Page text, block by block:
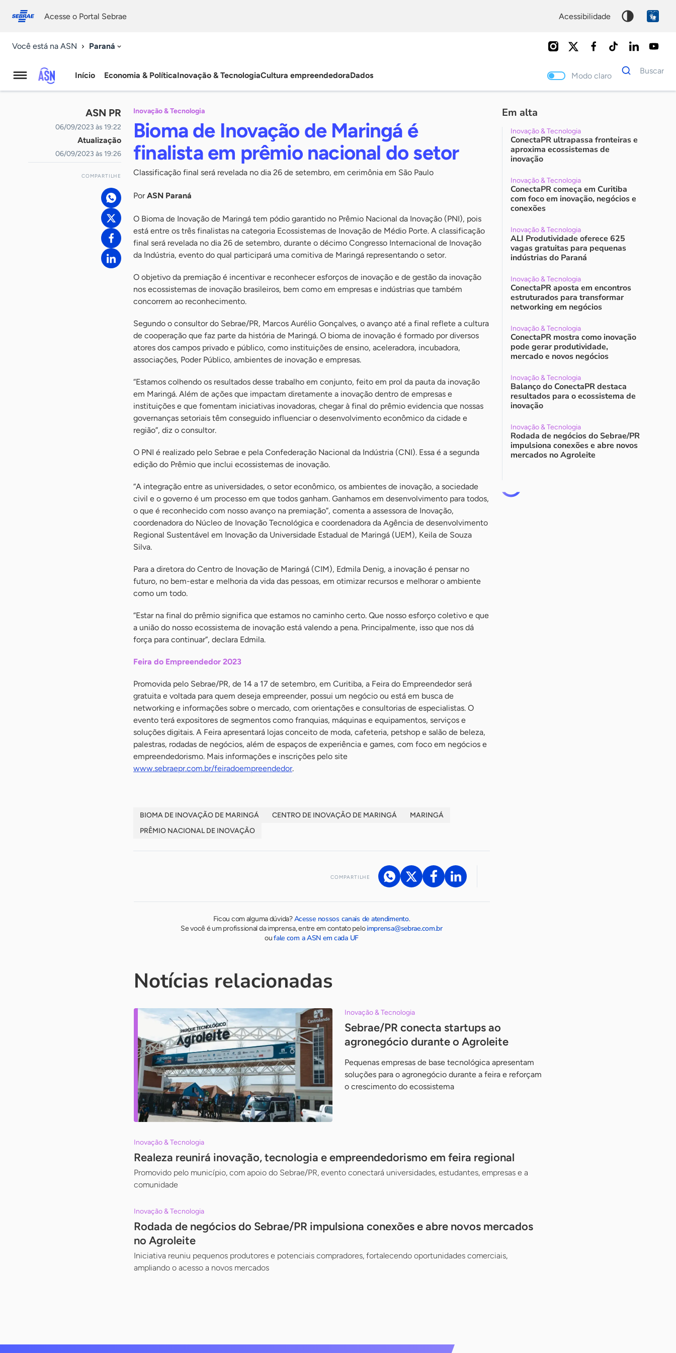
conosco
Acesse o Portal Sebrae acessibilidade
Você está na ASN Paraná
Agência
Sebrae
de
Notícias
Início Economia & PolíticaInovação & TecnologiaCultura empreendedoraDados Modo claro
Dados
para
Buscar
ASN PR
06/09/2023 às 19:22
Atualização
06/09/2023 às 19:26
COMPARTILHE
Inovação & Tecnologia
Bioma de Inovação de Maringá é
finalista em prêmio nacional do setor
Classificação final será revelada no dia 26 de setembro, em cerimônia em São Paulo
PorASN Paraná
O Bioma de Inovação de Maringá tem pódio garantido no Prêmio Nacional da Inovação (PNI), pois
está entre os três finalistas na categoria Ecossistemas de Inovação de Médio Porte. A classificação
final será revelada no dia 26 de setembro, durante o décimo Congresso Internacional de Inovação
da Indústria, evento do qual participará uma comitiva de Maringá representando o setor.
O objetivo da premiação é incentivar e reconhecer esforços de inovação e de gestão da inovação
nos ecossistemas de inovação brasileiros, bem como em empresas e indústrias que também
concorrem ao reconhecimento.
Segundo o consultor do Sebrae/PR, Marcos Aurélio Gonçalves, o avanço até a final reflete a cultura
de cooperação que faz parte da história de Maringá. O bioma de inovação é formado por diversos
atores dos campos privado e público, como instituições de ensino, aceleradora, incubadora,
associações, Poder Público, ambientes de inovação e empresas.
“Estamos colhendo os resultados desse trabalho em conjunto, feito em prol da pauta da inovação
em Maringá. Além de ações que impactam diretamente a inovação dentro de empresas e
instituições e que fomentam iniciativas inovadoras, chegar à final do prêmio evidencia que nossas
governanças setoriais têm conseguido influenciar o desenvolvimento econômico da cidade e
região”, diz o consultor.
O PNI é realizado pelo Sebrae e pela Confederação Nacional da Indústria (CNI). Essa é a segunda
edição do Prêmio que inclui ecossistemas de inovação.
“A integração entre as universidades, o setor econômico, os ambientes de inovação, a sociedade
civil e o governo é um processo em que todos ganham. Ganhamos em desenvolvimento para todos,
o que é reconhecido com nosso avanço na premiação”, comenta a assessora de Inovação,
coordenadora do Núcleo de Inovação Tecnológica e coordenadora da Agência de desenvolvimento
Regional Sustentável em Inovação da Universidade Estadual de Maringá (UEM), Keila de Souza
Silva.
Para a diretora do Centro de Inovação de Maringá (CIM), Edmila Denig, a inovação é pensar no
futuro, no bem-estar e melhoria da vida das pessoas, em otimizar recursos e melhorar o ambiente
como um todo.
“Estar na final do prêmio significa que estamos no caminho certo. Que nosso esforço coletivo e que
a união do nosso ecossistema de inovação está valendo a pena. Principalmente, isso que nos dá
força para continuar”, declara Edmila.
Feira do Empreendedor 2023
Promovida pelo Sebrae/PR, de 14 a 17 de setembro, em Curitiba, a Feira do Empreendedor será
gratuita e voltada para quem deseja empreender, possui um negócio ou está em busca de
networking e informações sobre o mercado, com orientações e consultorias de especialistas. O
evento terá expositores de segmentos como franquias, máquinas e equipamentos, serviços e
soluções digitais. A Feira apresentará lojas conceito de moda, cafeteria, petshop e salão de beleza,
palestras, rodadas de negócios, além de espaços de experiência e games, com foco em negócios e
empreendedorismo. Mais informações e inscrições pelo site
www.sebraepr.com.br/feiradoempreendedor.
BIOMA DE INOVAÇÃO DE MARINGÁ CENTRO DE INOVAÇÃO DE MARINGÁ
MARINGÁ
PRÊMIO NACIONAL DE INOVAÇÃO
COMPARTILHE
Ficou com alguma dúvida?Acesse nossos canais de atendimento.
Se você é um profissional da imprensa, entre em contato peloimprensa@sebrae.com.br
oufale com a ASN em cada UF
Em alta
Inovação & Tecnologia
ConectaPR ultrapassa fronteiras e
aproxima ecossistemas de
inovação
Inovação & Tecnologia
ConectaPR começa em Curitiba
com foco em inovação, negócios e
conexões
Inovação & Tecnologia
ALI Produtividade oferece 625
vagas gratuitas para pequenas
indústrias do Paraná
Inovação & Tecnologia
ConectaPR aposta em encontros
estruturados para transformar
networking em negócios
Inovação & Tecnologia
ConectaPR mostra como inovação
pode gerar produtividade,
mercado e novos negócios
Inovação & Tecnologia
Balanço do ConectaPR destaca
resultados para o ecossistema de
inovação
Inovação & Tecnologia
Rodada de negócios do Sebrae/PR
impulsiona conexões e abre novos
mercados no Agroleite
Notícias relacionadas
Inovação & Tecnologia
Sebrae/PR conecta startups ao
agronegócio durante o Agroleite
Pequenas empresas de base tecnológica apresentam
soluções para o agronegócio durante a feira e reforçam
o crescimento do ecossistema
Inovação & Tecnologia
Realeza reunirá inovação, tecnologia e empreendedorismo em feira regional
Promovido pelo município, com apoio do Sebrae/PR, evento conectará universidades, estudantes, empresas e a
comunidade
Inovação & Tecnologia
Rodada de negócios do Sebrae/PR impulsiona conexões e abre novos mercados
no Agroleite
Iniciativa reuniu pequenos produtores e potenciais compradores, fortalecendo oportunidades comerciais,
ampliando o acesso a novos mercados